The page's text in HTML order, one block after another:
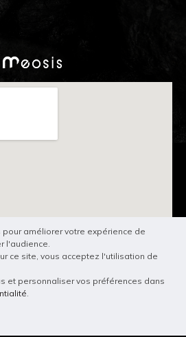
améliorer votre expérience de
l'audience.
ce site, vous acceptez l'utilisation de
et personnaliser vos préférences dans
.